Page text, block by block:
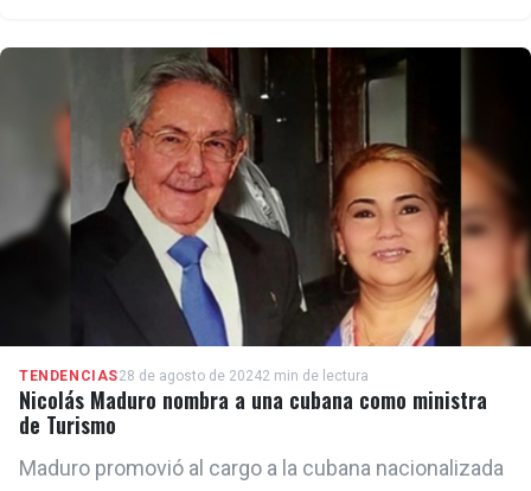
TENDENCIAS28 de agosto de 20242 min de lectura
Nicolás Maduro nombra a una cubana como ministra
de Turismo
Maduro promovió al cargo a la cubana nacionalizada